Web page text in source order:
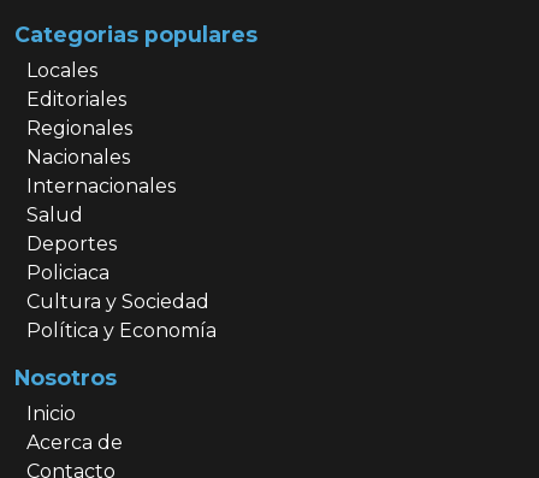
Categorias populares
Locales
Editoriales
Regionales
Nacionales
Internacionales
Salud
Deportes
Policiaca
Cultura y Sociedad
Política y Economía
Nosotros
Inicio
Acerca de
Contacto